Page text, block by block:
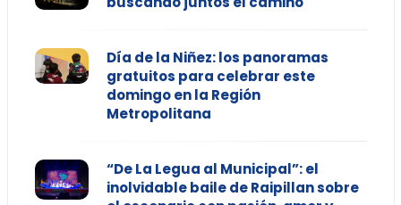
Día de la Niñez: los panoramas
gratuitos para celebrar este
domingo en la Región
Metropolitana
“De La Legua al Municipal”: el
inolvidable baile de Raipillan sobre